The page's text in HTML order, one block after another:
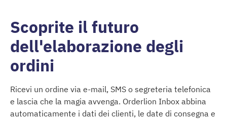
Scoprite il futuro
dell'elaborazione degli
ordini
Ricevi un ordine via e-mail, SMS o segreteria telefonica
e lascia che la magia avvenga. Orderlion Inbox abbina
automaticamente i dati dei clienti, le date di consegna e